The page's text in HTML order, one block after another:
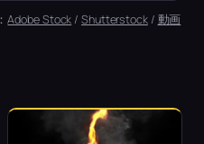
Adobe Stock /Shutterstock/ 動画